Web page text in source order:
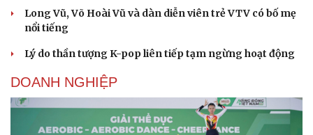
Long Vũ, Võ Hoài Vũ và dàn diễn viên trẻ VTV có bố mẹ
nổi tiếng
Lý do thần tượng K-pop liên tiếp tạm ngừng hoạt động
DOANH NGHIỆP